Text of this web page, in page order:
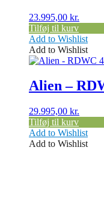
23.995,00 kr.
Tilføj til kurv
Add to Wishlist
Add to Wishlist
Alien –
29.995,00 kr.
Tilføj til kurv
Add to Wishlist
Add to Wishlist